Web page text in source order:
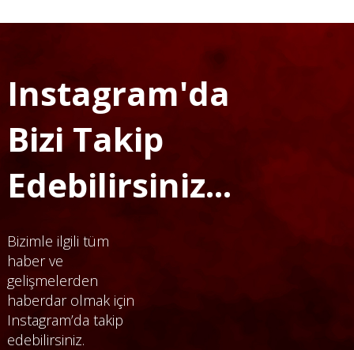
Instagram'da
Bizi Takip
Edebilirsiniz...
Bizimle ilgili tüm
haber ve
gelişmelerden
haberdar olmak için
Instagram’da takip
edebilirsiniz.